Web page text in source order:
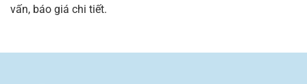
vấn, báo giá chi tiết.